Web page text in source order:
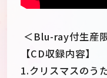
＜Blu-ray付生産
【CD収録内容】
1.クリスマスのう